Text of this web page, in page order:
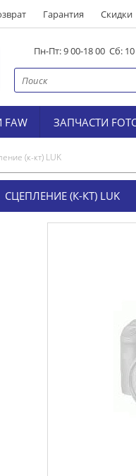
Гарантия Скидки
Пн-Пт: 9 00-18 00 Сб:
ЗАПЧАСТИ
(к-кт) LUK
СЦЕПЛЕНИЕ (К-КТ) LUK